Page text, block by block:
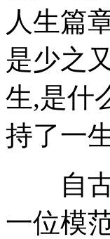
人生篇
是少之
生,是什
持了一
自古
一位模